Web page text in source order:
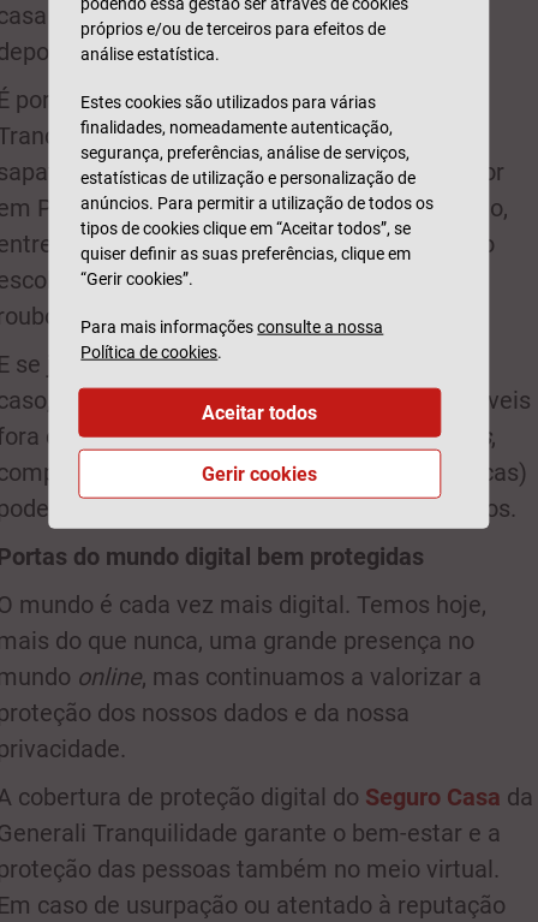
como quando regressam e descansam
de mais um treino.
por isso que oSeguro Casada Generali
vai até onde a bicicleta, as
ou outro equipamento desportivo for
Portugal. Todo este material está protegido,
150 e 1.000 euros, dependendo da opção
em caso de danos na sequência de
ou tentativa de roubo.
se juntar esta cobertura à tecnologia? Neste
os danos sofridos por equipamentos móveis
de casa (por exemplo, telemóveis,tablets,
portáteis e máquinas fotográfi­cas)
estar protegidos entre 750 e 5.000 euros.
do mundo digital bem protegidas
mundo é cada vez mais digital. Temos hoje,
do que nunca, uma grande presença no
online, mas continuamos a valorizar a
dos nossos dados e da nossa
cobertura de proteção digital do Seguro Casa da
Tranquilidade garante o bem-estar e a
das pessoas também no meio virtual.
caso de usurpação ou atentado à reputação
próprios e/ou de terceiros para efeitos de
análise estatística.
Estes cookies são utilizados para várias
finalidades, nomeadamente autenticação,
segurança, preferências, análise de serviços,
estatísticas de utilização e personalização de
anúncios. Para permitir a utilização de todos os
tipos de cookies clique em “Aceitar todos”, se
quiser definir as suas preferências, clique em
“Gerir cookies”.
Para mais informaçõesconsulte a nossa
Política de cookies.
Gerir cookies
Aceitar todos